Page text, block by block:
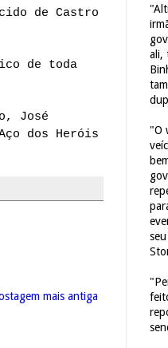
de Castro
de toda
José
dos Heróis
mais antiga
ali,
"O